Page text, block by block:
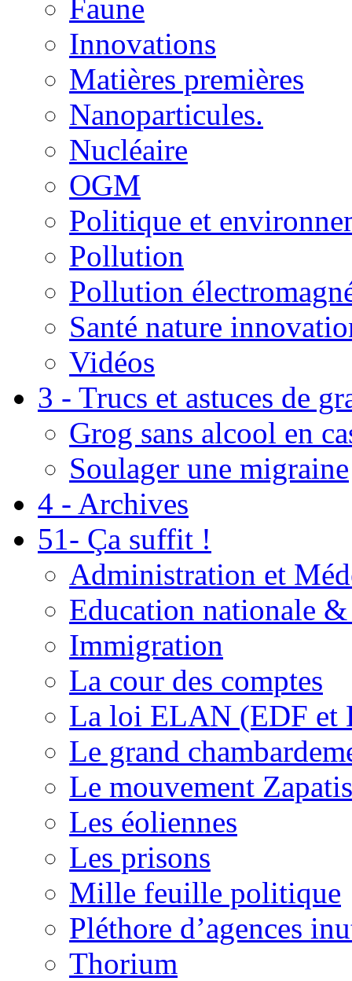
Faune
Innovations
Matières premières
Nanoparticules.
Nucléaire
OGM
Politique et
Pollution
Pollution
Santé nature
Vidéos
3 - Trucs et astuces de
Grog sans alcool en
Soulager une migraine
4 - Archives
51- Ça suffit !
Administration et
Education nationale
Immigration
La cour des comptes
La loi ELAN (EDF et
Le grand
Le mouvement
Les éoliennes
Les prisons
Mille feuille politique
Pléthore d’agences
Thorium